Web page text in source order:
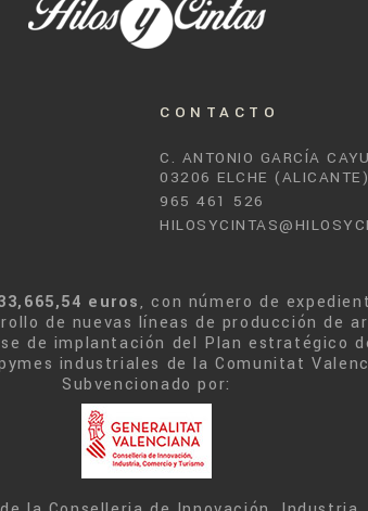
CONTACTO
C. ANTONIO GARCÍA
03206 ELCHE (ALICANTE)
965 461 526
euros, con número de
de nuevas líneas de producción
de implantación del Plan estratégico
industriales de la Comunitat
Subvencionado por: